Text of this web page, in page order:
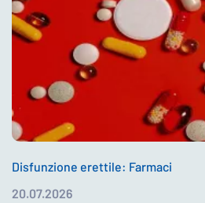
Disfunzione erettile: Farmaci
20.07.2026